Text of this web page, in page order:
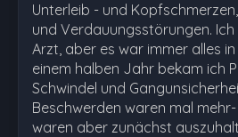
Unterleib - und
und Verdauungsstörungen.
Arzt, aber es war immer alles
einem halben Jahr bekam ich
Schwindel und
Beschwerden waren mal
waren aber zunächst